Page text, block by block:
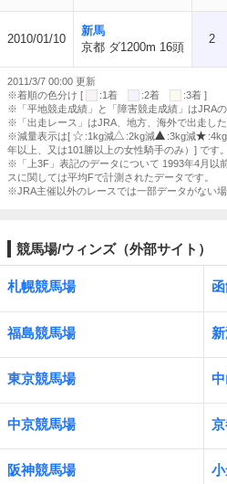
2010/01/10
新馬
京都 ダ1200m 16頭
2
2011/3/7 00:00 更新
※着順の色分け [
:1着 :2着
:3着 ]
※「平地競走成績」と「障害競走成績」はJRAの
※「出走レース」はJRA、地方、海外で出走した
※減量表示は[
:1kg減 :2kg減 :3kg減
年以上、又は101勝以上の女性騎手のみ）] です。
※「上3F」表記のデータについて 1993年4月以
スに関しては平均Fで計測されたデータです。
※JRA主催以外のレースでは一部データがない場
競馬場/ウィンズ（外部サイト）
札幌競馬場
福島競馬場
東京競馬場
中京競馬場
阪神競馬場